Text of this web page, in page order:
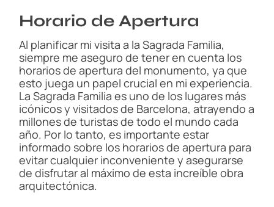
Horario de Apertura
Al planificar mi visita a la Sagrada Familia,
siempre me aseguro de tener en cuenta los
horarios de apertura del monumento, ya que
esto juega un papel crucial en mi experiencia.
La Sagrada Familia es uno de los lugares más
icónicos y visitados de Barcelona, atrayendo a
millones de turistas de todo el mundo cada
año. Por lo tanto, es importante estar
informado sobre los horarios de apertura para
evitar cualquier inconveniente y asegurarse
de disfrutar al máximo de esta increíble obra
arquitectónica.